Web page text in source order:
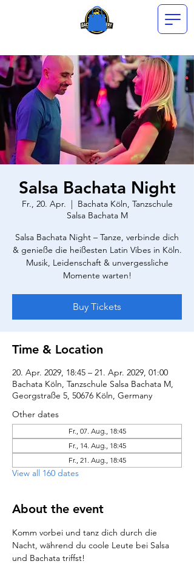
Salsa Bachata Night
Fr., 20. Apr.
  |
Bachata Köln, Tanzschule
Salsa Bachata M
Salsa Bachata Night – Tanze, verbinde dich
& genieße die heißesten Latin Vibes in Köln.
Musik, Leidenschaft & unvergessliche
Momente warten!
Buy Tickets
Time & Location
20. Apr. 2029, 18:45 – 21. Apr. 2029, 01:00
Bachata Köln, Tanzschule Salsa Bachata M,
Georgstraße 5, 50676 Köln, Germany
Other dates
Fr., 07. Aug., 18:45
Fr., 14. Aug., 18:45
Fr., 21. Aug., 18:45
View all 160 dates
About the event
Komm vorbei und tanz dich durch die
Nacht, während du coole Leute bei Salsa
und Bachata triffst!